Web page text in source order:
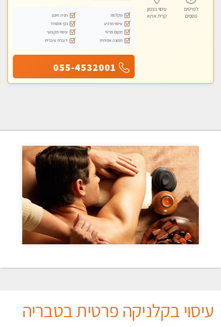
לפרטים
נוספים
עיסוי בצפון
קרית אתא
מקלחת
חניה חינם
עיסוי מרגיע
נקי ומסודר
מקום פרטי
עיסוי מקצועי
תמונה אמיתית
דוברת עיברית
055-4532001
עיסוי בקלניקה פרטית בטבריה